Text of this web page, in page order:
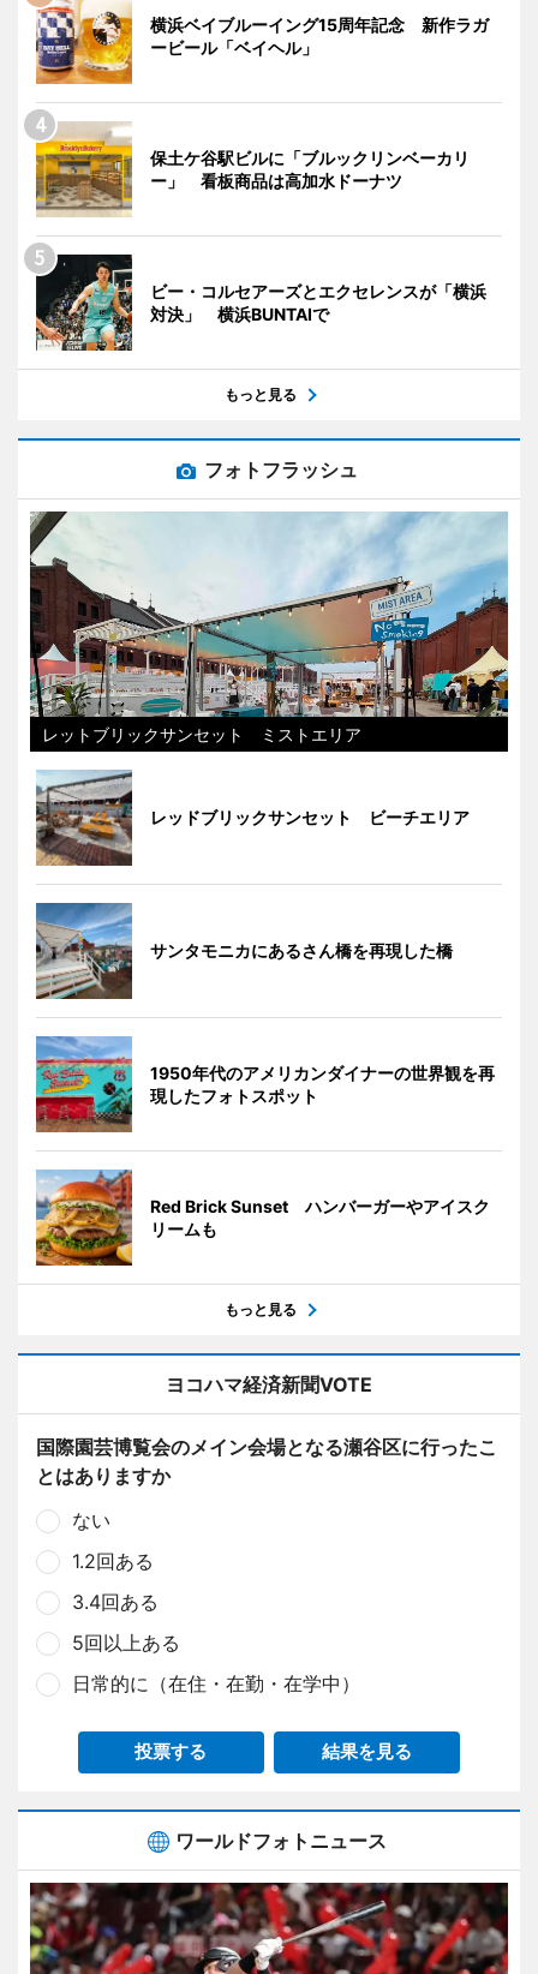
横浜ベイブルーイング15周年記念 新作ラガ
ービール「ベイヘル」
保土ケ谷駅ビルに「ブルックリンベーカリ
ー」 看板商品は高加水ドーナツ
ビー・コルセアーズとエクセレンスが「横浜
対決」 横浜BUNTAIで
もっと見る
フォトフラッシュ
レットブリックサンセット ミストエリア
レッドブリックサンセット ビーチエリア
サンタモニカにあるさん橋を再現した橋
1950年代のアメリカンダイナーの世界観を再
現したフォトスポット
Red Brick Sunset ハンバーガーやアイスク
リームも
もっと見る
ヨコハマ経済新聞VOTE
国際園芸博覧会のメイン会場となる瀬谷区に行ったこ
とはありますか
ない
1.2回ある
3.4回ある
5回以上ある
日常的に（在住・在勤・在学中）
投票する 結果を見る
ワールドフォトニュース